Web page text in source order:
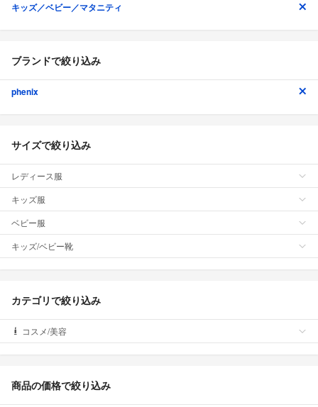
キッズ／ベビー／マタニティ
ブランドで絞り込み
phenix
サイズで絞り込み
レディース服
キッズ服
ベビー服
キッズ/ベビー靴
カテゴリで絞り込み
コスメ/美容
商品の価格で絞り込み